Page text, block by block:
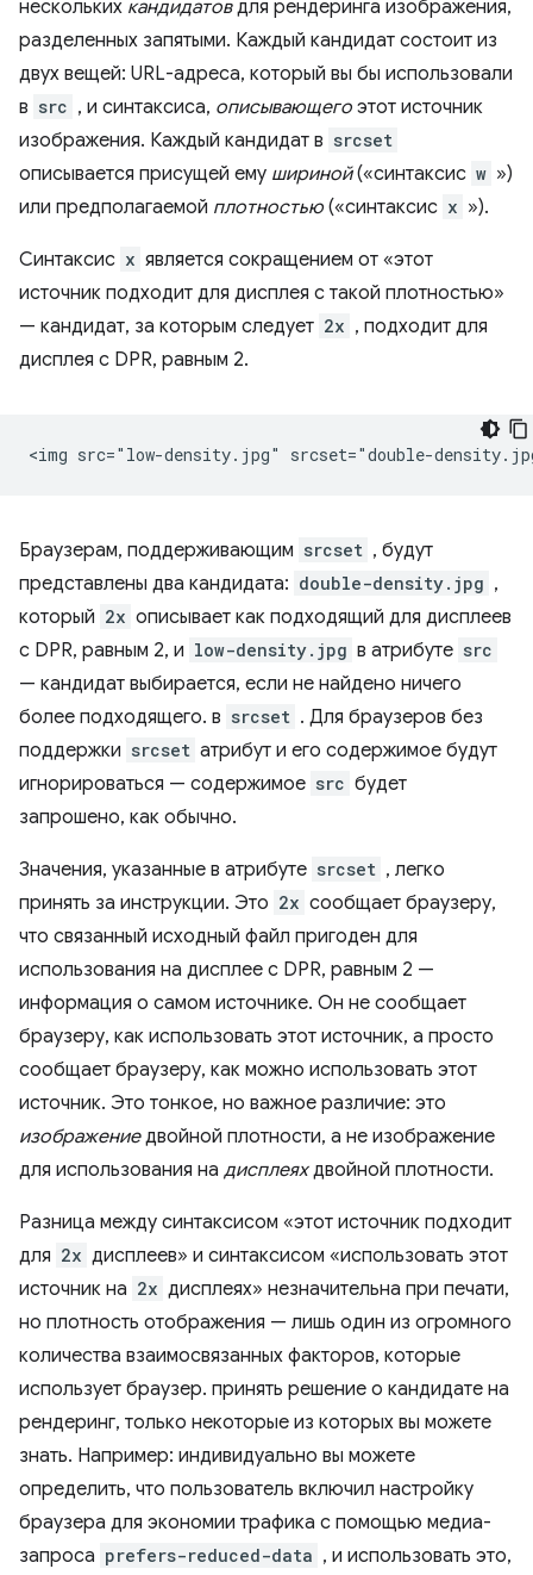
нескольких кандидатовдля рендеринга изображения,
разделенных запятыми. Каждый кандидат состоит из
двух вещей: URL-адреса, который вы бы использовали
в src , и синтаксиса, описывающего этот источник
изображения. Каждый кандидат в srcset
описывается присущей ему шириной(«синтаксис w »)
или предполагаемой плотностью(«синтаксис x »).
Синтаксис x является сокращением от «этот
источник подходит для дисплея с такой плотностью»
— кандидат, за которым следует 2x , подходит для
дисплея с DPR, равным 2.
Браузерам, поддерживающим srcset , будут
представлены два кандидата: double-density.jpg ,
который 2x описывает как подходящий для дисплеев
с DPR, равным 2, и low-density.jpg в атрибуте src
— кандидат выбирается, если не найдено ничего
более подходящего. в srcset . Для браузеров без
поддержки srcset атрибут и его содержимое будут
игнорироваться — содержимое src будет
запрошено, как обычно.
Значения, указанные в атрибуте srcset , легко
принять за инструкции. Это 2x сообщает браузеру,
что связанный исходный файл пригоден для
использования на дисплее с DPR, равным 2 —
информация о самом источнике. Он не сообщает
браузеру, как использовать этот источник, а просто
сообщает браузеру, как можно использовать этот
источник. Это тонкое, но важное различие: это
изображениедвойной плотности, а не изображение
для использования на дисплеяхдвойной плотности.
Разница между синтаксисом «этот источник подходит
для 2x дисплеев» и синтаксисом «использовать этот
источник на 2x дисплеях» незначительна при печати,
но плотность отображения — лишь один из огромного
количества взаимосвязанных факторов, которые
использует браузер. принять решение о кандидате на
рендеринг, только некоторые из которых вы можете
знать. Например: индивидуально вы можете
определить, что пользователь включил настройку
браузера для экономии трафика с помощью медиа-
запроса prefers-reduced-data , и использовать это,